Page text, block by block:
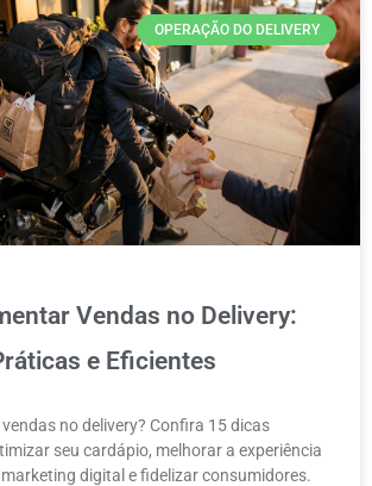
OPERAÇÃO DO DELIVERY
Vendas no Delivery:
e Eficientes
no delivery? Confira 15 dicas
seu cardápio, melhorar a experiência
digital e fidelizar consumidores.